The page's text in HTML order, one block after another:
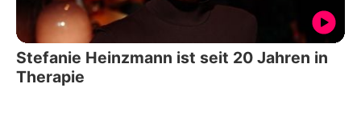
Stefanie Heinzmann ist seit 20 Jahren in
Therapie